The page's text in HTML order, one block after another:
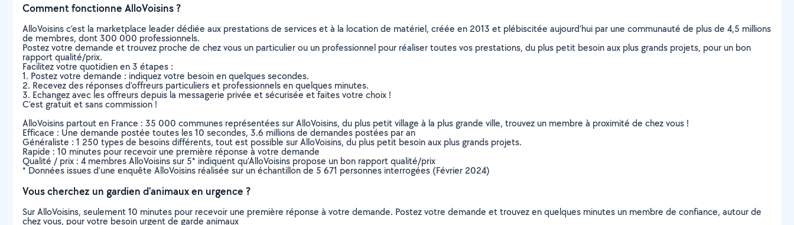
Comment fonctionne AlloVoisins ?
AlloVoisins c’est la marketplace leader dédiée aux prestations de services et à la location de matériel, créée en 2013 et plébiscitée aujourd’hui par une communauté de plus de 4,5 millions
de membres, dont 300 000 professionnels.
Postez votre demande et trouvez proche de chez vous un particulier ou un professionnel pour réaliser toutes vos prestations, du plus petit besoin aux plus grands projets, pour un bon
rapport qualité/prix.
Facilitez votre quotidien en 3 étapes :
1. Postez votre demande : indiquez votre besoin en quelques secondes.
2. Recevez des réponses d’offreurs particuliers et professionnels en quelques minutes.
3. Echangez avec les offreurs depuis la messagerie privée et sécurisée et faites votre choix !
C’est gratuit et sans commission !
AlloVoisins partout en France : 35 000 communes représentées sur AlloVoisins, du plus petit village à la plus grande ville, trouvez un membre à proximité de chez vous !
Efficace : Une demande postée toutes les 10 secondes, 3.6 millions de demandes postées par an
Généraliste : 1 250 types de besoins différents, tout est possible sur AlloVoisins, du plus petit besoin aux plus grands projets.
Rapide : 10 minutes pour recevoir une première réponse à votre demande
Qualité / prix : 4 membres AlloVoisins sur 5* indiquent qu’AlloVoisins propose un bon rapport qualité/prix
* Données issues d’une enquête AlloVoisins réalisée sur un échantillon de 5 671 personnes interrogées (Février 2024)
Vous cherchez un gardien d'animaux en urgence ?
Sur AlloVoisins, seulement 10 minutes pour recevoir une première réponse à votre demande. Postez votre demande et trouvez en quelques minutes un membre de confiance, autour de
chez vous, pour votre besoin urgent de garde animaux